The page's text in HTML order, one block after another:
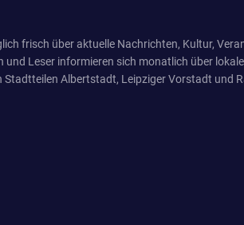
frisch über aktuelle Nachrichten, Kultur,
Leser informieren sich monatlich über
Albertstadt, Leipziger Vorstadt und